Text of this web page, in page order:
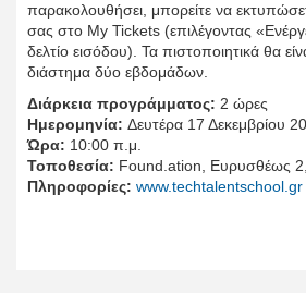
παρακολουθήσει, μπορείτε να
σας στο My Tickets (επιλέγοντας
δελτίο εισόδου). Τα πιστοποιητικά θα
διάστημα δύο εβδομάδων.
Διάρκεια προγράμματος: 2 ώρες
Ημερομηνία: Δευτέρα 17 Δεκεμβρίου
Ώρα: 10:00 π.μ.
Τοποθεσία: Found.ation, Ευρυσθέως
Πληροφορίες: www.techtalentschool.gr